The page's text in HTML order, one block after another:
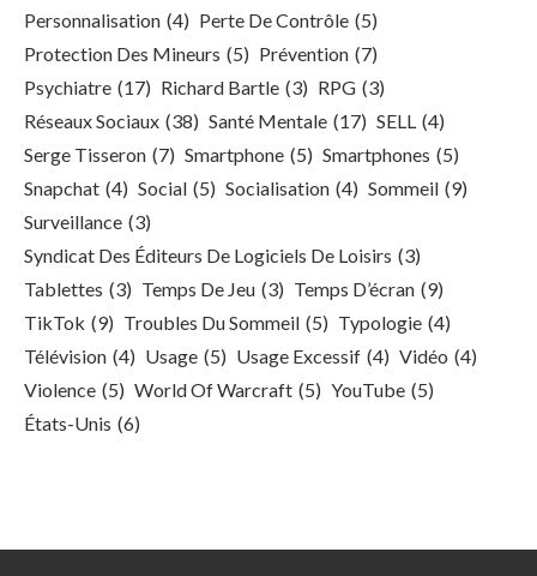
Personnalisation (4) Perte De Contrôle (5)
Protection Des Mineurs (5) Prévention (7)
Psychiatre (17) Richard Bartle (3) RPG (3)
Réseaux Sociaux (38) Santé Mentale (17) SELL (4)
Serge Tisseron (7) Smartphone (5) Smartphones (5)
Snapchat (4) Social (5) Socialisation (4) Sommeil (9)
Surveillance (3)
Syndicat Des Éditeurs De Logiciels De Loisirs (3)
Tablettes (3) Temps De Jeu (3) Temps D’écran (9)
TikTok (9) Troubles Du Sommeil (5) Typologie (4)
Télévision (4) Usage (5) Usage Excessif (4) Vidéo (4)
Violence (5) World Of Warcraft (5) YouTube (5)
États-Unis (6)